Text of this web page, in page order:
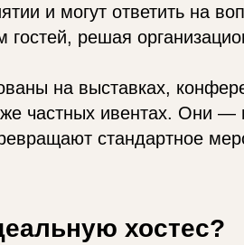
и могут ответить на
гостей, решая
на выставках,
частных ивентах. Они
стандартное
хостес?